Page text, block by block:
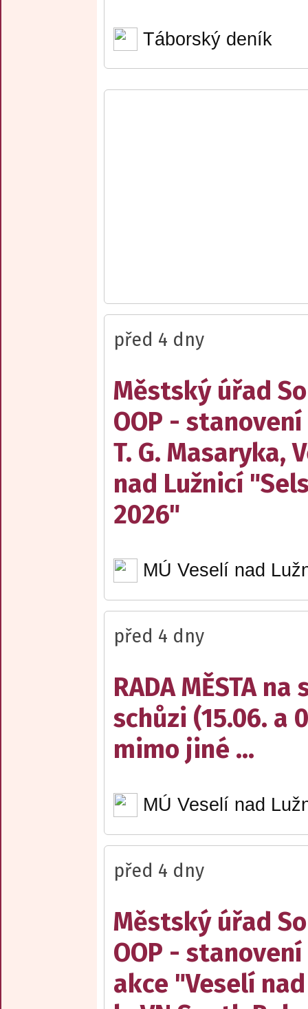
Táborský deník
před 4 dny
Městský úřad
OOP -
T. G. Masaryka,
nad Lužnicí
2026"
MÚ Veselí nad
před 4 dny
RADA MĚSTA na
schůzi (15.06. a
mimo jiné ...
MÚ Veselí nad
před 4 dny
Městský úřad
OOP -
akce "Veselí